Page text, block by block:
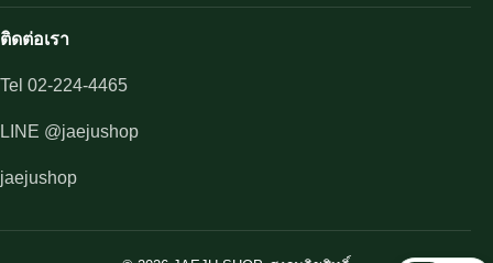
ติดต่อเรา
Tel 02-224-4465
LINE @jaejushop
jaejushop